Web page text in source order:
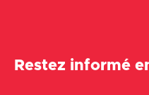
Restez informé